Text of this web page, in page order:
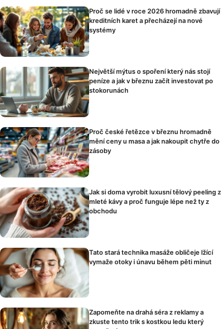
Proč se lidé v roce 2026 hromadně zbavují
kreditních karet a přecházejí na nové
systémy
Největší mýtus o spoření který nás stojí
peníze a jak v březnu začít investovat po
stokorunách
Proč české řetězce v březnu hromadně
mění ceny u masa a jak nakoupit chytře do
zásoby
Jak si doma vyrobit luxusní tělový peeling z
mleté kávy a proč funguje lépe než ty z
obchodu
Tato stará technika masáže obličeje lžící
vymaže otoky i únavu během pěti minut
Zapomeňte na drahá séra z reklamy a
zkuste tento trik s kostkou ledu který